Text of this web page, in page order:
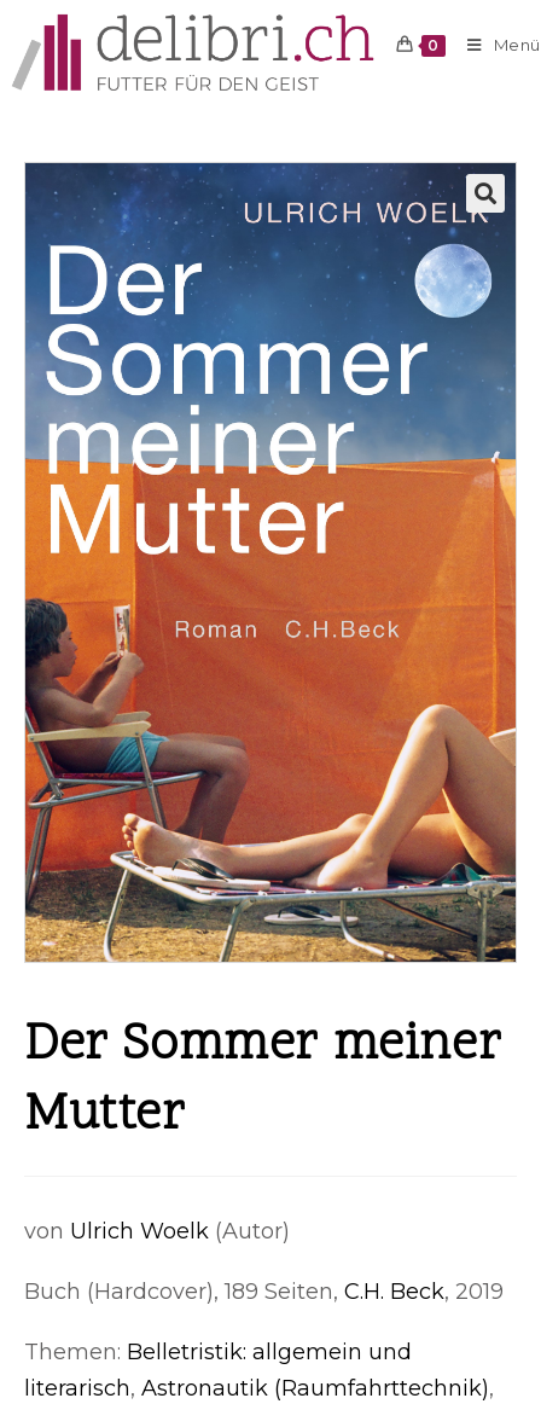
0 Menü
Der Sommer meiner
Mutter
von Ulrich Woelk (Autor)
Buch (Hardcover), 189 Seiten, C.H. Beck, 2019
Themen: Belletristik: allgemein und
literarisch, Astronautik (Raumfahrttechnik),